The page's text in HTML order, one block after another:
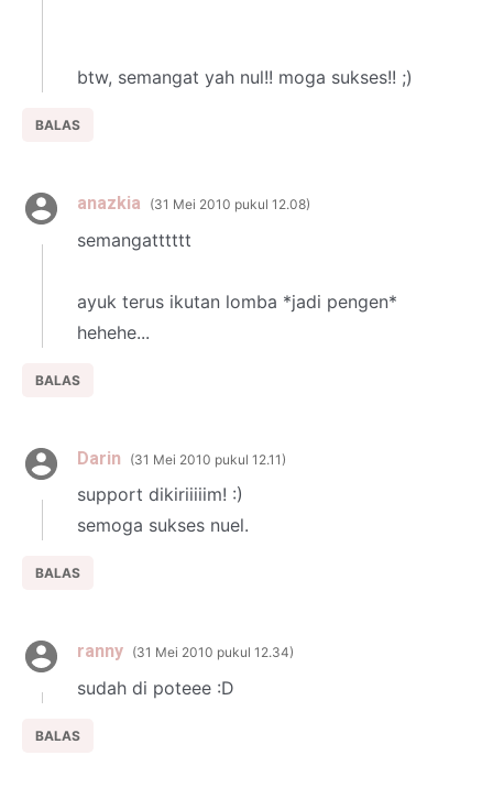
btw, semangat yah nul!! moga sukses!! ;)
BALAS
anazkia 31 Mei 2010 pukul 12.08
semangatttttt
ayuk terus ikutan lomba *jadi pengen*
hehehe...
BALAS
Darin 31 Mei 2010 pukul 12.11
support dikiriiiiim! :)
semoga sukses nuel.
BALAS
ranny 31 Mei 2010 pukul 12.34
sudah di poteee :D
BALAS